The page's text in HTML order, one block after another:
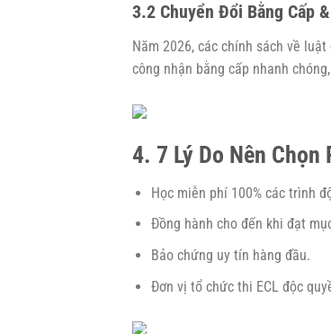
3.2 Chuyển Đổi Bằng Cấp
Năm 2026, các chính sách về
công nhận bằng cấp nhanh
4. 7 Lý Do Nên Chọn
Học miễn phí 100% các trình
Đồng hành cho đến khi đạt
Bảo chứng uy tín hàng đầu.
Đơn vị tổ chức thi ECL độc